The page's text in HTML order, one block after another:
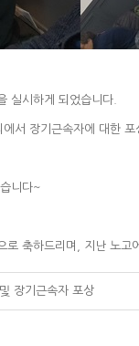
실시하게 되었습니다.
서 장기근속자에 대한
니다~
로 축하드리며, 지난 노고
장기근속자 포상